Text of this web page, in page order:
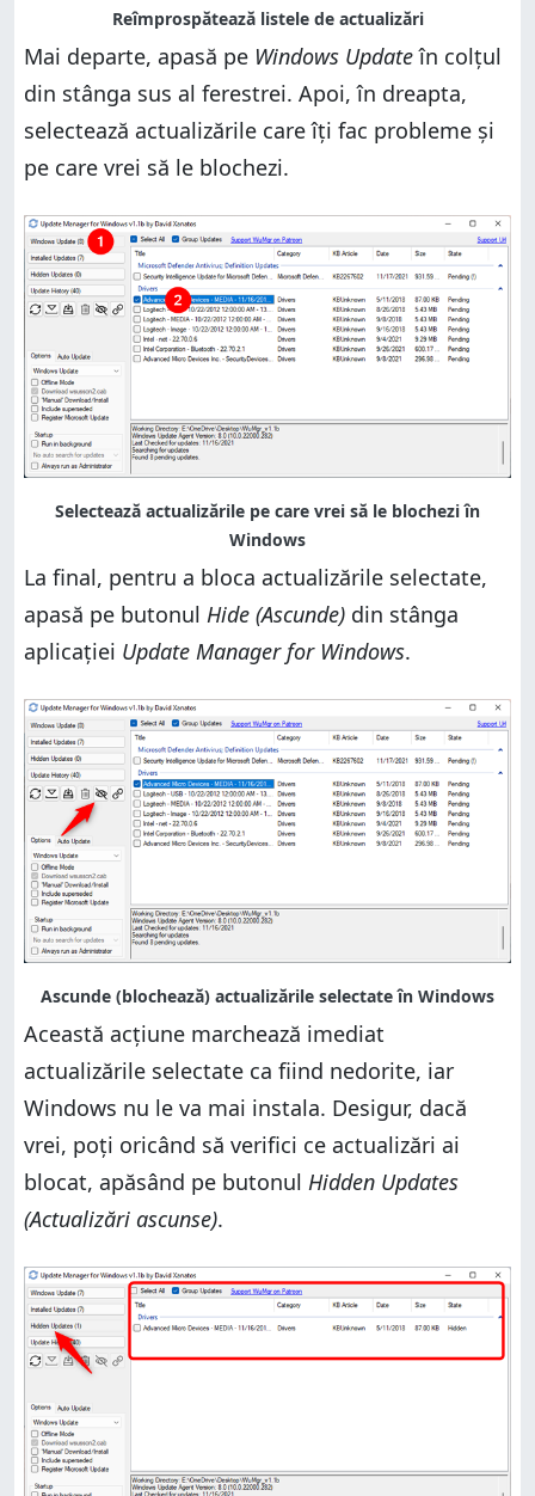
Mai departe, apasă pe Windows Updateîn colțul
din stânga sus al ferestrei. Apoi, în dreapta,
selectează actualizările care îți fac probleme și
pe care vrei să le blochezi.
La final, pentru a bloca actualizările selectate,
apasă pe butonul Hide (Ascunde) din stânga
aplicației Update Manager for Windows.
Această acțiune marchează imediat
actualizările selectate ca fiind nedorite, iar
Windows nu le va mai instala. Desigur, dacă
vrei, poți oricând să verifici ce actualizări ai
blocat, apăsând pe butonul Hidden Updates
(Actualizări ascunse).